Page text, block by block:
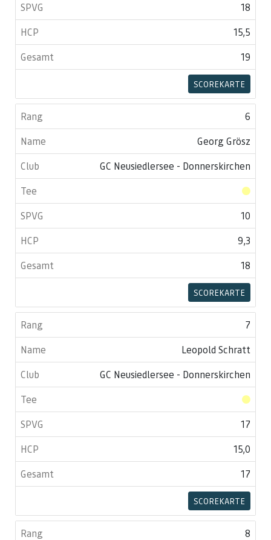
18
15,5
19
SCOREKARTE
6
Georg Grösz
GC Neusiedlersee - Donnerskirchen
10
9,3
18
SCOREKARTE
7
Leopold Schratt
GC Neusiedlersee - Donnerskirchen
17
15,0
17
SCOREKARTE
8